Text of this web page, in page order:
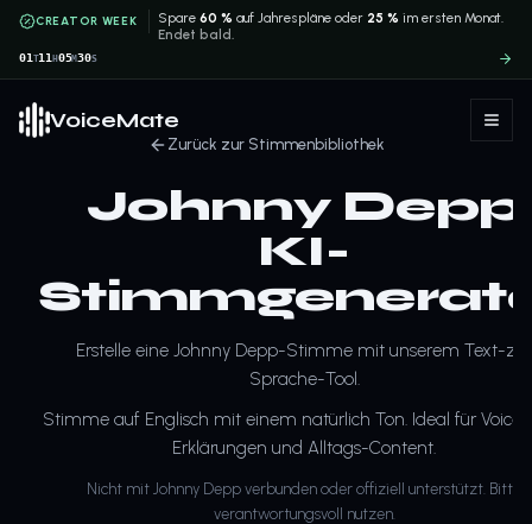
CREATOR WEEK Spare60 % auf Jahrespläne oder 25 % im ersten Monat.
Endet bald.
01T11H 05M30S
VoiceMate
Zurück zur Stimmenbibliothek
Johnny Depp
KI-
Erstelle eine Johnny Depp-Stimme mit unserem Text-zu-
Sprache-Tool.
Stimme auf Englisch mit einem natürlich Ton. Ideal für
Erklärungen und Alltags-Content.
Nicht mit Johnny Depp verbunden oder offiziell unterstützt. Bitte
verantwortungsvoll nutzen.